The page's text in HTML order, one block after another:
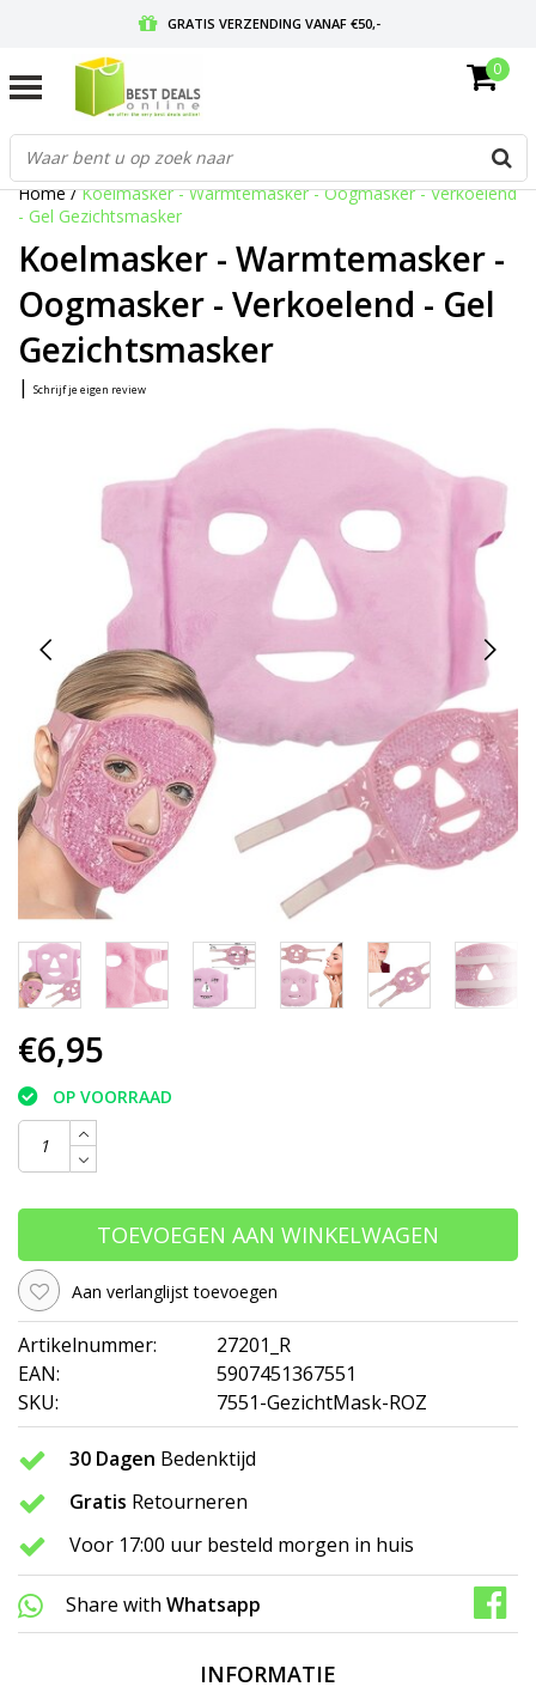
GRATIS VERZENDING VANAF €50,-
GRATIS RETOURNEREN EN 30 DAGEN BEDENKTIJD
0
Home/Koelmasker - Warmtemasker - Oogmasker - Verkoelend
- Gel Gezichtsmasker
Koelmasker - Warmtemasker -
Oogmasker - Verkoelend - Gel
Gezichtsmasker
| Schrijf je eigen review
€6,95
OP VOORRAAD
TOEVOEGEN AAN WINKELWAGEN
Aan verlanglijst toevoegen
Artikelnummer:
27201_R
EAN:
5907451367551
SKU:
7551-GezichtMask-ROZ
30 Dagen Bedenktijd
Gratis Retourneren
Voor 17:00 uur besteld morgen in huis
Share with Whatsapp
INFORMATIE